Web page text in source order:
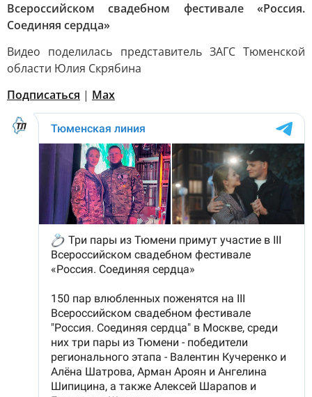
Всероссийском свадебном фестивале «Россия.
Соединяя сердца»
Видео поделилась представитель ЗАГС Тюменской
области Юлия Скрябина
Подписаться | Мах